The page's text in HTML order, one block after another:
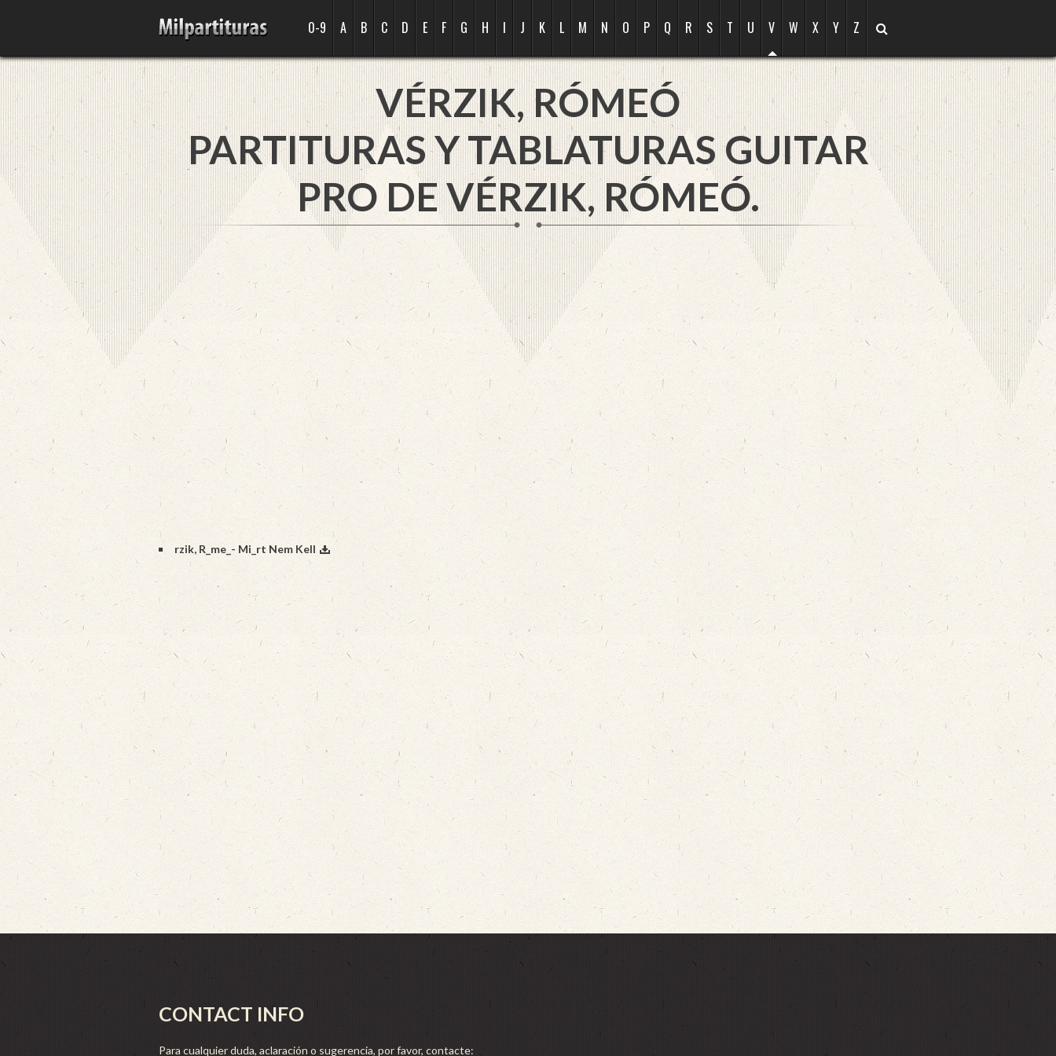
0-9 A B C D E F G H I J K L M N O P Q R S T U V W X Y Z
VÉRZIK, RÓMEÓ
PARTITURAS Y TABLATURAS GUITAR
PRO DE VÉRZIK, RÓMEÓ.
rzik, R_me_- Mi_rt Nem Kell
CONTACT INFO
Para cualquier duda, aclaración o sugerencia, por favor, contacte: